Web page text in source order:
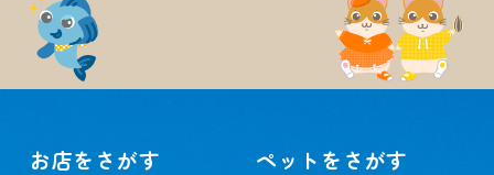
お店をさがす ペットをさがす